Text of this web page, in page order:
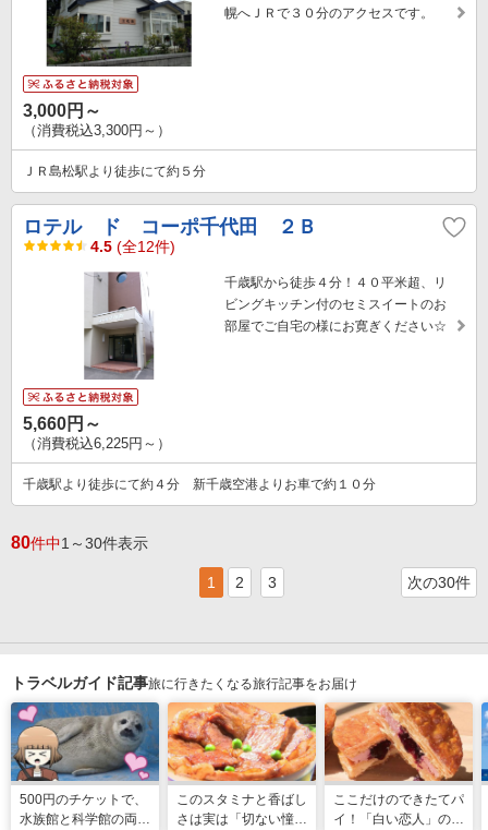
幌へＪＲで３０分のアクセスです。
3,000円～
（消費税込3,300円～）
ＪＲ島松駅より徒歩にて約５分
ロテル ド コーポ千代田 ２Ｂ
4.5 (全12件)
千歳駅から徒歩４分！４０平米超、リ
ビングキッチン付のセミスイートのお
部屋でご自宅の様にお寛ぎください☆
5,660円～
（消費税込6,225円～）
千歳駅より徒歩にて約４分 新千歳空港よりお車で約１０分
80件中1～30件表示
1 2 3 次の30件
トラベルガイド記事旅に行きたくなる旅行記事をお届け
500円のチケットで、
水族館と科学館の両方
このスタミナと香ばし
さは実は「切ない憧
ここだけのできたてパ
イ！「白い恋人」の石